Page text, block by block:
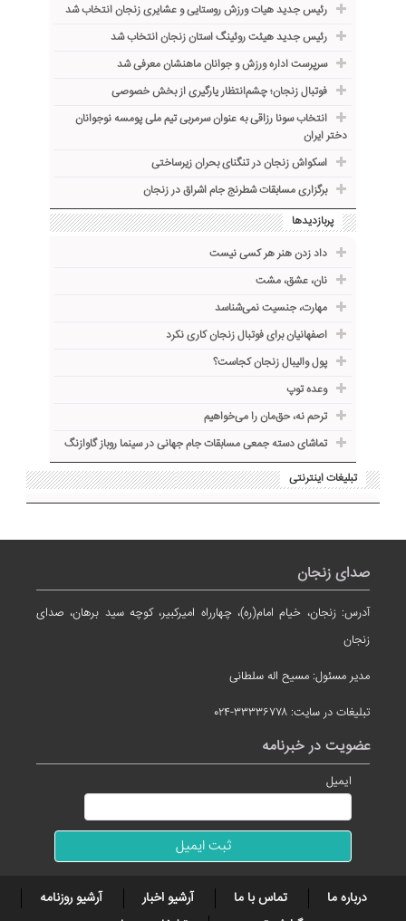
رئیس جدید هیات ورزش روستایی و عشایری زنجان انتخاب شد
رئیس جدید هیئت روئینگ استان زنجان انتخاب شد
سرپرست اداره ورزش و جوانان ماهنشان معرفی شد
فوتبال زنجان؛ چشم‌انتظار یارگیری از بخش خصوصی
انتخاب سونا رزاقی به عنوان سرمربی تیم ملی پومسه نوجوانان
دختر ایران
اسکواش زنجان در تنگنای بحران زیرساختی
برگزاری مسابقات شطرنج جام اشراق در زنجان
پربازدیدها
داد زدن هنر هر کسی نیست
نان، عشق، مشت
مهارت، جنسیت نمی‌شناسد
اصفهانیان برای فوتبال زنجان کاری نکرد
پول والیبال زنجان کجاست؟
وعده توپ
ترحم نه، حق‌مان را می‌خواهیم
تماشای دسته جمعی مسابقات جام جهانی در سینما روباز گاوازنگ
تبلیغات اینترنتی
صدای زنجان
آدرس: زنجان، خیام امام(ره)، چهارراه امیرکبیر، کوچه سید برهان، صدای
زنجان
مدیر مسئول: مسیح اله سلطانی
تبلیغات در سایت: ۳۳۳۳۶۷۷۸-۰۲۴
عضویت در خبرنامه
ایمیل
درباره ما تماس با ما آرشیو اخبار
آرشیو روزنامه